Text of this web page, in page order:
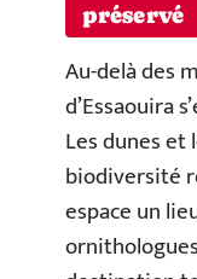
préservé
Au-delà des
d’Essaouira
Les dunes
biodiversité
espace un